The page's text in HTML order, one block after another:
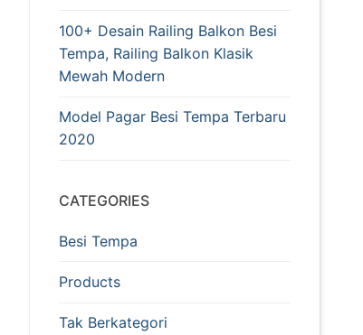
100+ Desain Railing Balkon Besi
Tempa, Railing Balkon Klasik
Mewah Modern
Model Pagar Besi Tempa Terbaru
2020
CATEGORIES
Besi Tempa
Products
Tak Berkategori